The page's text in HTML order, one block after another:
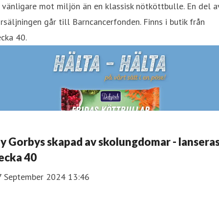
vänligare mot miljön än en klassisk nötköttbulle. En del
går till Barncancerfonden. Finns i butik från
40.
Gorbys skapad av skolungdomar -
40
September 2024 13:46